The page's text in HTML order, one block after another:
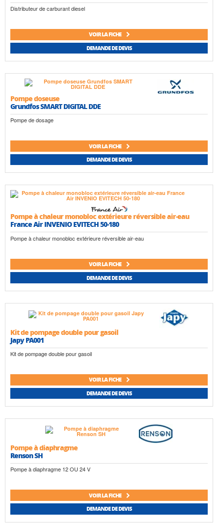
Distributeur de carburant diesel
VOIR LA FICHE
DEMANDE DE DEVIS
Pompe doseuse
Grundfos SMART DIGITAL DDE
Pompe de dosage
VOIR LA FICHE
DEMANDE DE DEVIS
Pompe à chaleur monobloc extérieure réversible air-eau
France Air INVENIO EVITECH 50-180
Pompe à chaleur monobloc extérieure réversible air-eau
VOIR LA FICHE
DEMANDE DE DEVIS
Kit de pompage double pour gasoil
Japy PA001
Kit de pompage double pour gasoil
VOIR LA FICHE
DEMANDE DE DEVIS
Pompe à diaphragme
Renson SH
Pompe à diaphragme 12 OU 24 V
VOIR LA FICHE
DEMANDE DE DEVIS